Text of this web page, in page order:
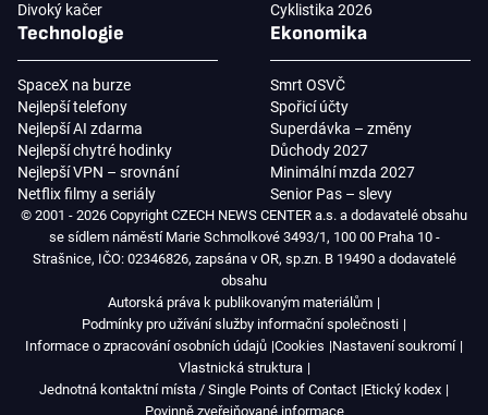
Divoký kačer
Cyklistika 2026
Technologie
SpaceX na burze
Nejlepší telefony
Nejlepší AI zdarma
Nejlepší chytré hodinky
Nejlepší VPN – srovnání
Netflix filmy a seriály
Ekonomika
Smrt OSVČ
Spořicí účty
Superdávka – změny
Důchody 2027
Minimální mzda 2027
Senior Pas – slevy
© 2001 - 2026 Copyright CZECH NEWS CENTER a.s. a dodavatelé obsahu
se sídlem náměstí Marie Schmolkové 3493/1, 100 00 Praha 10 -
Strašnice, IČO: 02346826, zapsána v OR, sp.zn. B 19490 a dodavatelé
obsahu
Autorská práva k publikovaným materiálům
Podmínky pro užívání služby informační společnosti
Informace o zpracování osobních údajů Cookies Nastavení soukromí
Vlastnická struktura
Jednotná kontaktní místa / Single Points of Contact Etický kodex
Povinně zveřejňované informace